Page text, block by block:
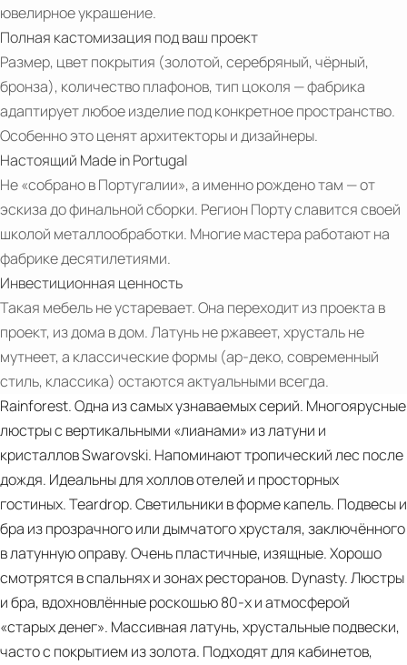
INTERIORS
PDF
Castro
Lighting
Catalogue
2024
ювелирное украшение.
Полная кастомизация под ваш проект
Размер, цвет покрытия (золотой, серебряный, чёрный,
бронза), количество плафонов, тип цоколя — фабрика
адаптирует любое изделие под конкретное пространство.
Особенно это ценят архитекторы и дизайнеры.
Настоящий Made in Portugal
Не «собрано в Португалии», а именно рождено там — от
эскиза до финальной сборки. Регион Порту славится своей
школой металлообработки. Многие мастера работают на
фабрике десятилетиями.
Инвестиционная ценность
Такая мебель не устаревает. Она переходит из проекта в
проект, из дома в дом. Латунь не ржавеет, хрусталь не
мутнеет, а классические формы (ар‑деко, современный
стиль, классика) остаются актуальными всегда.
Rainforest. Одна из самых узнаваемых серий. Многоярусные
люстры с вертикальными «лианами» из латуни и
кристаллов Swarovski. Напоминают тропический лес после
дождя. Идеальны для холлов отелей и просторных
гостиных. Teardrop. Светильники в форме капель. Подвесы и
бра из прозрачного или дымчатого хрусталя, заключённого
в латунную оправу. Очень пластичные, изящные. Хорошо
смотрятся в спальнях и зонах ресторанов. Dynasty. Люстры
и бра, вдохновлённые роскошью 80‑х и атмосферой
«старых денег». Массивная латунь, хрустальные подвески,
часто с покрытием из золота. Подходят для кабинетов,